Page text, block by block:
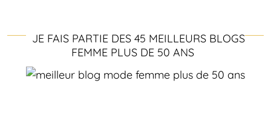
JE FAIS PARTIE DES 45 MEILLEURS BLOGS
FEMME PLUS DE 50 ANS